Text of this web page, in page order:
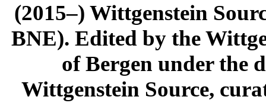
(2015–) Wittgenstein
BNE). Edited by the
of Bergen under the
Wittgenstein Source,